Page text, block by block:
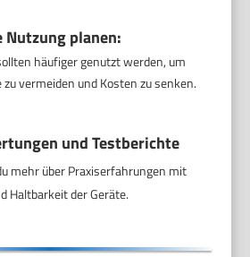
Nutzung planen:
häufiger genutzt werden, um
vermeiden und Kosten zu senken.
und Testberichte
mehr über Praxiserfahrungen mit
Haltbarkeit der Geräte.